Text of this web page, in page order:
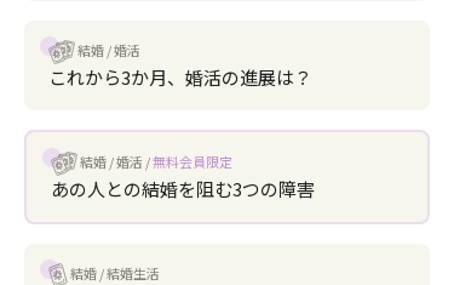
結婚 婚活
これから3か月、婚活の進展は？
結婚 婚活 無料会員限定
あの人との結婚を阻む3つの障害
結婚 結婚生活